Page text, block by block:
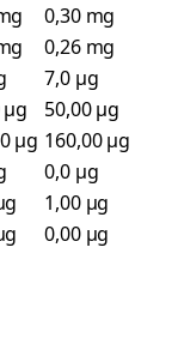
0,30 mg
0,26 mg
7,0 µg
µg
50,00 µg
µg 160,00 µg
0,0 µg
1,00 µg
0,00 µg